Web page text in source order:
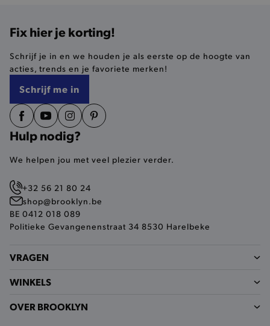
Fix hier je korting!
Schrijf je in en we houden je als eerste op de hoogte van
acties, trends en je favoriete merken!
Schrijf me in
Hulp nodig?
We helpen jou met veel plezier verder.
+32 56 21 80 24
shop@brooklyn.be
BE 0412 018 089
Politieke Gevangenenstraat 34 8530 Harelbeke
VRAGEN
WINKELS
OVER BROOKLYN
selected-val
pickupStoreVal